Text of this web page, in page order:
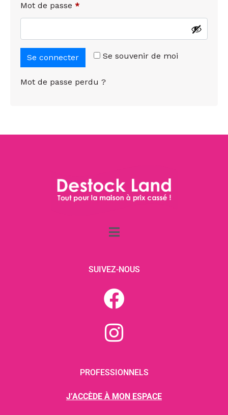
Mot de passe *
Se souvenir de moi
Se connecter
Mot de passe perdu ?
SUIVEZ-NOUS
PROFESSIONNELS
J’ACCÈDE À MON ESPACE